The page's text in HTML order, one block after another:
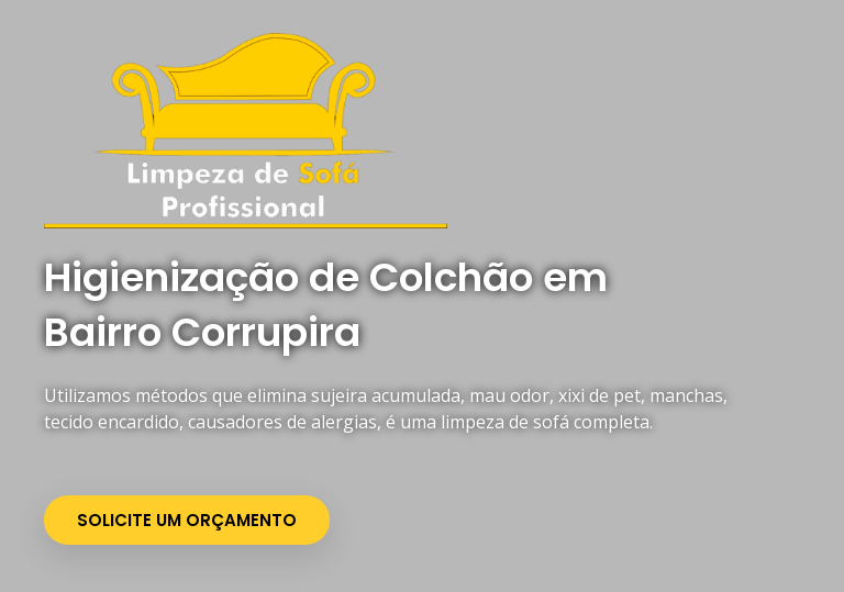
Higienização de Colchão em
Bairro Corrupira
Utilizamos métodos que elimina sujeira acumulada, mau odor, xixi de pet, manchas,
tecido encardido, causadores de alergias, é uma limpeza de sofá completa.
SOLICITE UM ORÇAMENTO